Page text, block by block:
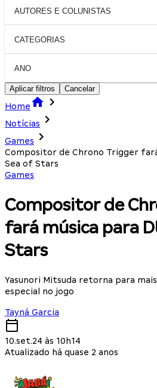
AUTORES E COLUNISTAS
CATEGORIAS
ANO
Aplicar filtros Cancelar
Home
Notícias
Games
Compositor de Chrono Trigger
Sea of Stars
Games
Compositor de
fará música para
Stars
Yasunori Mitsuda retorna para
especial no jogo
Tayná Garcia
10.set.24 às 10h14
Atualizado há quase 2 anos